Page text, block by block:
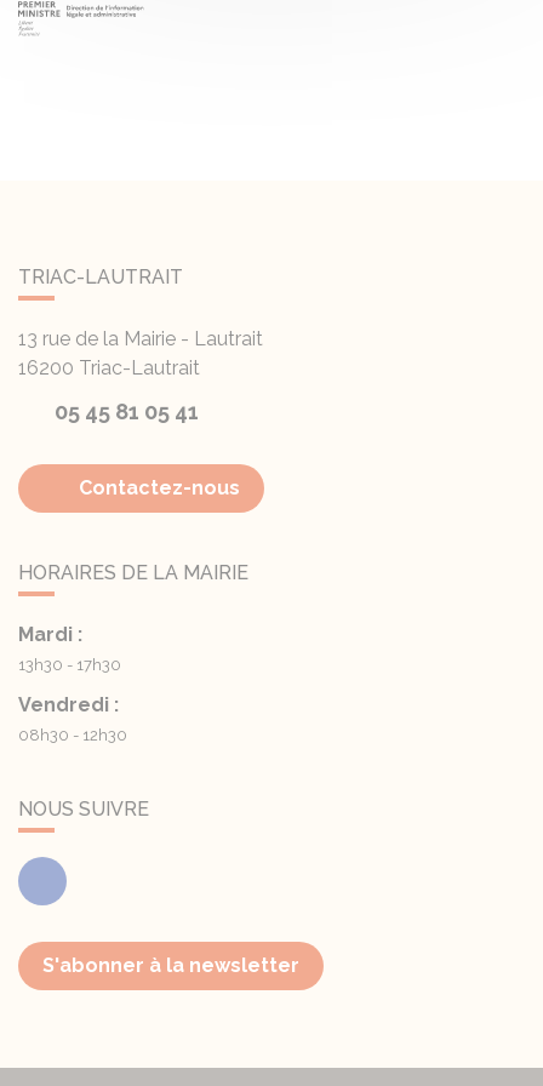
TRIAC-LAUTRAIT
13 rue de la Mairie - Lautrait
16200 Triac-Lautrait
05 45 81 05 41
Contactez-nous
HORAIRES DE LA MAIRIE
Mardi :
13h30 - 17h30
Vendredi :
08h30 - 12h30
NOUS SUIVRE
Facebook
S'abonner à la newsletter